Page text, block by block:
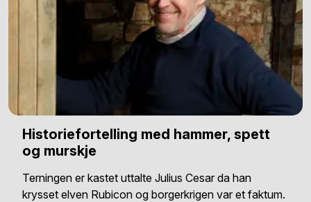
Historiefortelling med hammer, spett
og murskje
Terningen er kastet uttalte Julius Cesar da han
krysset elven Rubicon og borgerkrigen var et faktum.